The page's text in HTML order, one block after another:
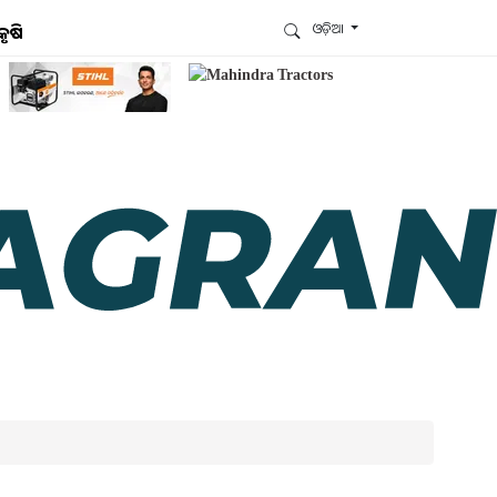
ଓଡ଼ିଆ
ଆମେ ହ୍ବାଟ୍ସଆପ୍‌ରେ ଅଛୁ ! ଆମ ହ୍ବାଟ୍ସଆପ ଗ୍ରୁପରେ
ଏବଂ ଆପଙ୍କୁ ଆବଶ୍ୟକ ହେଉଥିବା ସବୁ
ଗୁରୁତ୍ବପୂର୍ଣ୍ଣ ଅପଡେଟ୍‌ ପାଆନ୍ତୁ ପ୍ରତିଦିନ ।